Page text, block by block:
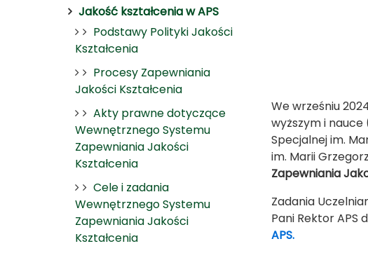
Jakość kształcenia w APS
Podstawy Polityki Jakości
Kształcenia
Procesy Zapewniania
Jakości Kształcenia
Akty prawne dotyczące
Wewnętrznego Systemu
Zapewniania Jakości
Kształcenia
Cele i zadania
Wewnętrznego Systemu
Zapewniania Jakości
Kształcenia
We wrześniu
wyższym i nauce
Specjalnej im.
im. Marii
Zapewniania
Zadania
Pani Rektor APS
APS.